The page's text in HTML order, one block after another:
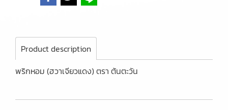
Product description
พริกหอม (ฮวาเจียวแดง) ตรา ต้นตะวัน